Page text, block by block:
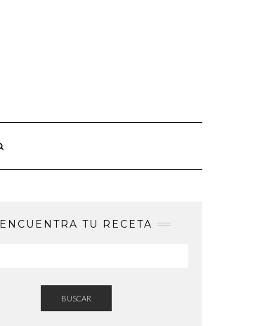
ENCUENTRA TU RECETA
BUSCAR